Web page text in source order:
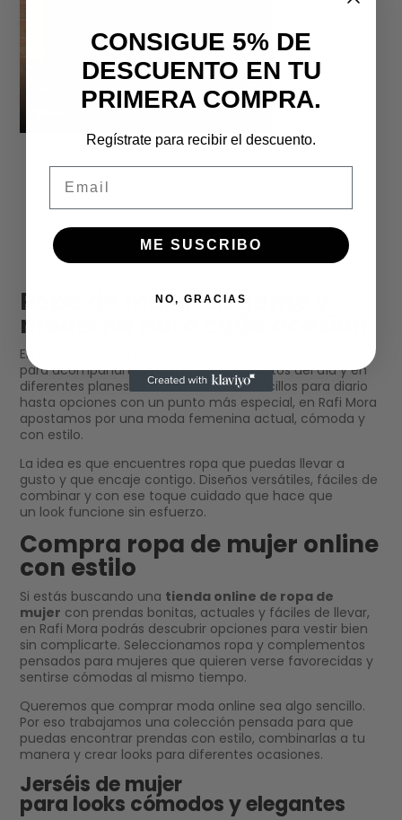
Ropa de mujer elegante y
moderna para cada ocasión
En nuestra tienda online reunimos prendas pensadas
para acompañarte en distintos momentos del día y en
diferentes planes. Desde looks más sencillos para diario
hasta opciones con un punto más especial, en Rafi Mora
apostamos por una moda femenina actual, cómoda y
con estilo.
La idea es que encuentres ropa que puedas llevar a
gusto y que encaje contigo. Diseños versátiles, fáciles de
combinar y con ese toque cuidado que hace que
un look funcione sin esfuerzo.
Compra ropa de mujer online
con estilo
Si estás buscando una tienda online de ropa de
mujer con prendas bonitas, actuales y fáciles de llevar,
en Rafi Mora podrás descubrir opciones para vestir bien
sin complicarte. Seleccionamos ropa y complementos
pensados para mujeres que quieren verse favorecidas y
sentirse cómodas al mismo tiempo.
Queremos que comprar moda online sea algo sencillo.
Por eso trabajamos una colección pensada para que
puedas encontrar prendas con estilo, combinarlas a tu
manera y crear looks para diferentes ocasiones.
Jerséis de mujer
para looks cómodos y elegantes
CONSIGUE 5% DE
DESCUENTO EN TU
PRIMERA COMPRA.
Regístrate para recibir el descuento.
ME SUSCRIBO
NO, GRACIAS